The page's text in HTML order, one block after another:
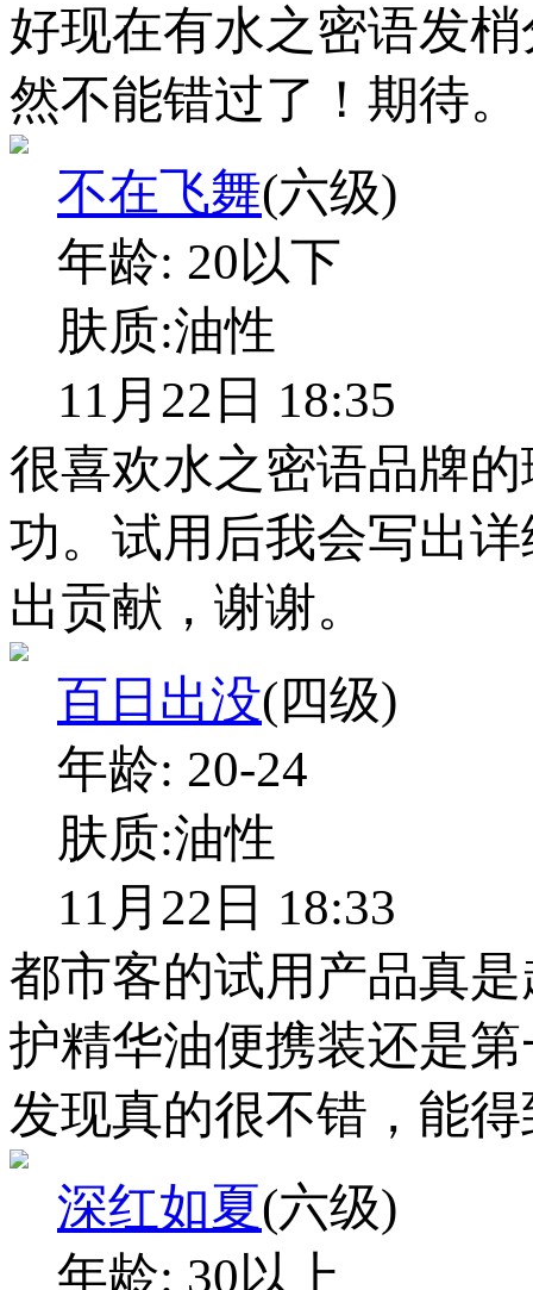
好现在有水之密语发
然不能错过了！期待。
不在飞舞(六级)
年龄: 20以下
肤质:油性
11月22日 18:35
很喜欢水之密语品牌
功。试用后我会写出
出贡献，谢谢。
百日出没(四级)
年龄: 20-24
肤质:油性
11月22日 18:33
都市客的试用产品真
护精华油便携装还是
发现真的很不错，能
深红如夏(六级)
年龄: 30以上